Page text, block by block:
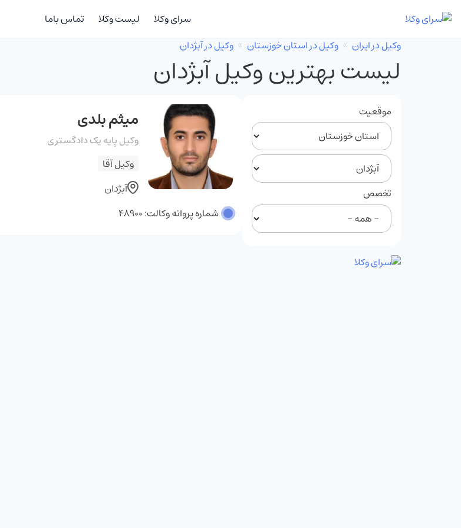
سرای وکلا لیست وکلا تماس باما
وکیل در ایران
وکیل در استان خوزستان وکیل در آبژدان
لیست بهترین وکیل آبژدان
موقعیت
تخصص
میثم بلدی
وکیل پایه یک دادگستری
وکیل آقا
آبژدان
شماره پروانه وکالت: 48900